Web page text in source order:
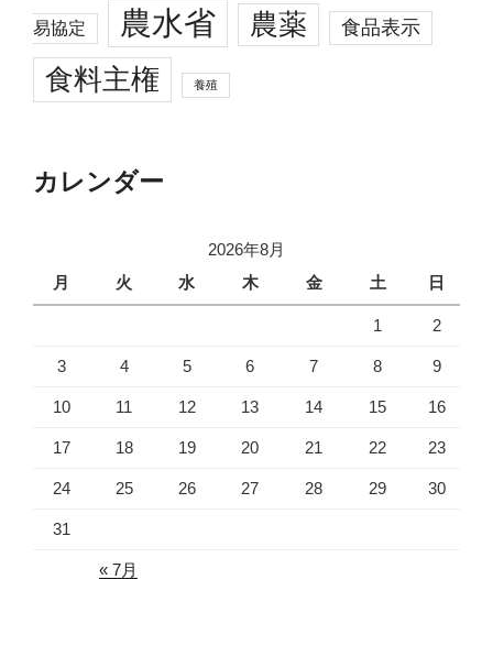
易協定 農水省 農薬 食品表示
食料主権 養殖
カレンダー
2026年8月
月
火 水 木 金 土 日
1 2
3 4 5 6 7 8 9
10 11 12 13 14 15 16
17 18 19 20 21 22 23
24 25 26 27 28 29 30
31
« 7月